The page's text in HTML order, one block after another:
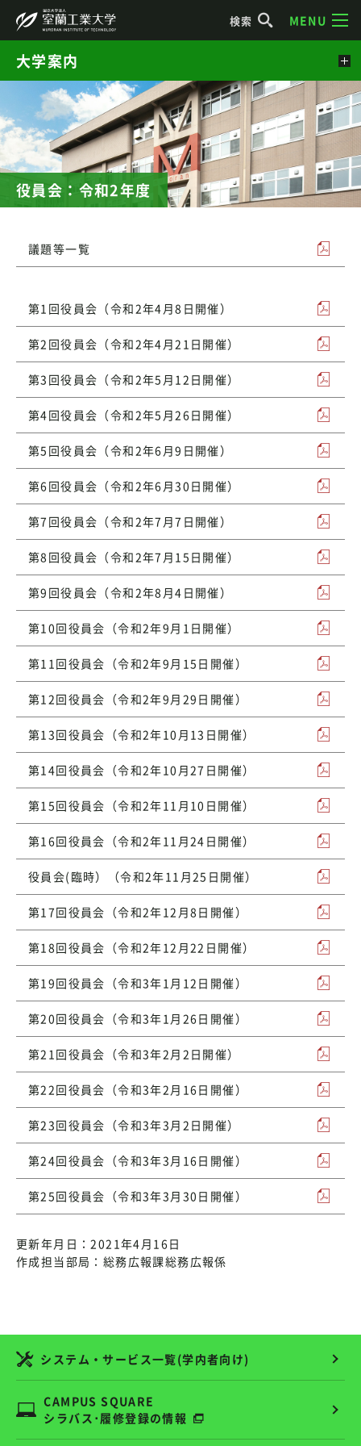
検索 MENU
役員会：令和2年度
議題等一覧
第1回役員会（令和2年4月8日開催）
第2回役員会（令和2年4月21日開催）
第3回役員会（令和2年5月12日開催）
第4回役員会（令和2年5月26日開催）
第5回役員会（令和2年6月9日開催）
第6回役員会（令和2年6月30日開催）
第7回役員会（令和2年7月7日開催）
第8回役員会（令和2年7月15日開催）
第9回役員会（令和2年8月4日開催）
第10回役員会（令和2年9月1日開催）
第11回役員会（令和2年9月15日開催）
第12回役員会（令和2年9月29日開催）
第13回役員会（令和2年10月13日開催）
第14回役員会（令和2年10月27日開催）
第15回役員会（令和2年11月10日開催）
第16回役員会（令和2年11月24日開催）
役員会(臨時）（令和2年11月25日開催）
第17回役員会（令和2年12月8日開催）
第18回役員会（令和2年12月22日開催）
第19回役員会（令和3年1月12日開催）
第20回役員会（令和3年1月26日開催）
第21回役員会（令和3年2月2日開催）
第22回役員会（令和3年2月16日開催）
第23回役員会（令和3年3月2日開催）
第24回役員会（令和3年3月16日開催）
第25回役員会（令和3年3月30日開催）
更新年月日：2021年4月16日
作成担当部局：総務広報課総務広報係
大学案内
システム・サービス一覧(学内者向け)
CAMPUS SQUARE
シラバス･履修登録の情報